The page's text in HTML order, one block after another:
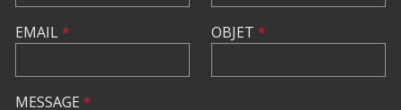
EMAIL* OBJET *
MESSAGE *